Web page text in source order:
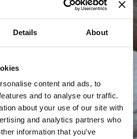
Details About
content and ads, to
and to analyse our traffic.
about your use of our site with
and analytics partners who
information that you’ve